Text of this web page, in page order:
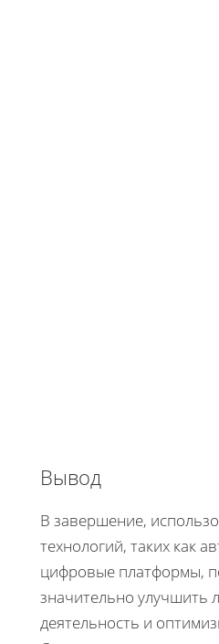
Вывод
В завершение,
технологий, таких как
цифровые платформы,
значительно улучшить
деятельность и